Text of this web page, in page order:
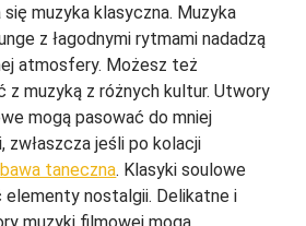
muzyka klasyczna. Muzyka
z łagodnymi rytmami nadadzą
atmosfery. Możesz też
z muzyką z różnych kultur. Utwory
mogą pasować do mniej
zwłaszcza jeśli po kolacji
taneczna. Klasyki soulowe
elementy nostalgii. Delikatne i